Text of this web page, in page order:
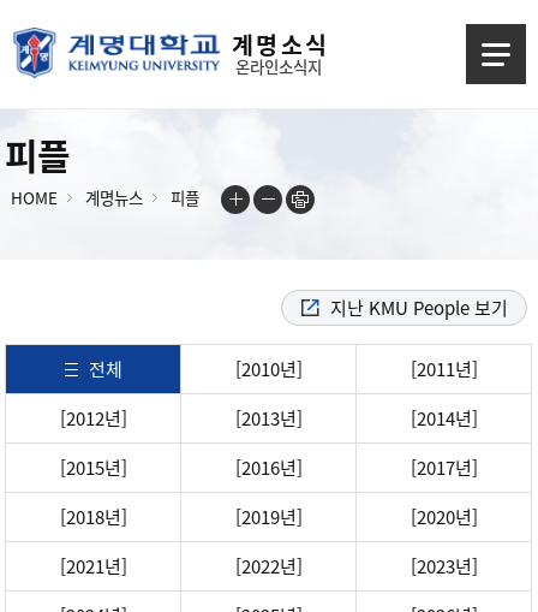
계 명 소 식
온라인소식지
피플
HOME 계명뉴스 피플
지난 KMU People 보기
전체 [2010년]
[2011년]
[2012년]
[2013년]
[2014년]
[2015년]
[2016년]
[2017년]
[2018년]
[2019년]
[2020년]
[2021년]
[2022년]
[2023년]